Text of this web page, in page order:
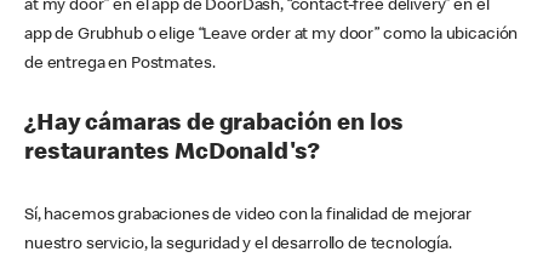
at my door” en el app de DoorDash, “contact-free delivery” en el
app de Grubhub o elige “Leave order at my door” como la ubicación
de entrega en Postmates.
¿Hay cámaras de grabación en los
restaurantes McDonald's?
Sí, hacemos grabaciones de video con la finalidad de mejorar
nuestro servicio, la seguridad y el desarrollo de tecnología.